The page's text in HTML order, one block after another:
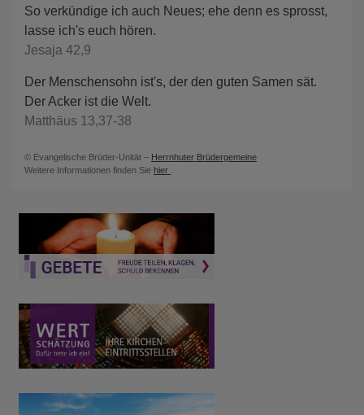
So verkündige ich auch Neues; ehe denn es sprosst,
lasse ich's euch hören.
Jesaja 42,9
Der Menschensohn ist's, der den guten Samen sät.
Der Acker ist die Welt.
Matthäus 13,37-38
© Evangelische Brüder-Unität – Herrnhuter Brüdergemeine
Weitere Informationen finden Sie hier